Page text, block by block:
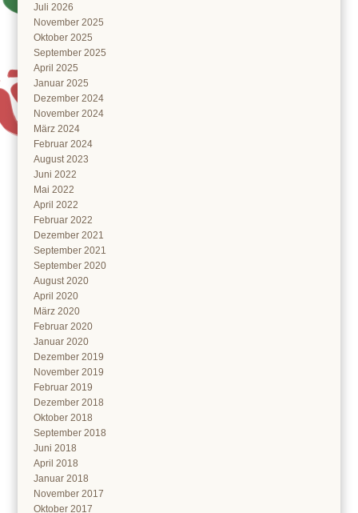
Juli 2026
November 2025
Oktober 2025
September 2025
April 2025
Januar 2025
Dezember 2024
November 2024
März 2024
Februar 2024
August 2023
Juni 2022
Mai 2022
April 2022
Februar 2022
Dezember 2021
September 2021
September 2020
August 2020
April 2020
März 2020
Februar 2020
Januar 2020
Dezember 2019
November 2019
Februar 2019
Dezember 2018
Oktober 2018
September 2018
Juni 2018
April 2018
Januar 2018
November 2017
Oktober 2017